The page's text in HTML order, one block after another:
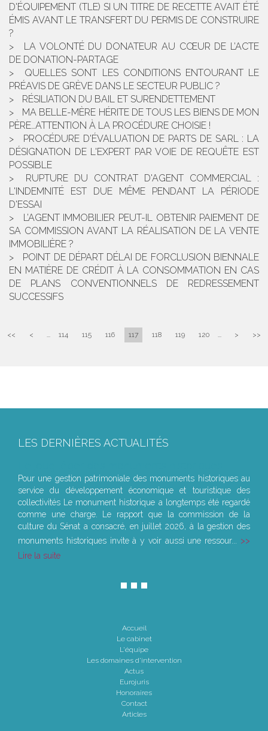
D'ÉQUIPEMENT (TLE) SI UN TITRE DE RECETTE AVAIT ÉTÉ
ÉMIS AVANT LE TRANSFERT DU PERMIS DE CONSTRUIRE
?
LA VOLONTÉ DU DONATEUR AU CŒUR DE L’ACTE
DE DONATION-PARTAGE
QUELLES SONT LES CONDITIONS ENTOURANT LE
PRÉAVIS DE GRÈVE DANS LE SECTEUR PUBLIC ?
RÉSILIATION DU BAIL ET SURENDETTEMENT
MA BELLE-MÈRE HÉRITE DE TOUS LES BIENS DE MON
PÈRE…ATTENTION À LA PROCÉDURE CHOISIE !
PROCÉDURE D'ÉVALUATION DE PARTS DE SARL : LA
DÉSIGNATION DE L'EXPERT PAR VOIE DE REQUÊTE EST
POSSIBLE
RUPTURE DU CONTRAT D'AGENT COMMERCIAL :
L'INDEMNITÉ EST DUE MÊME PENDANT LA PÉRIODE
D'ESSAI
L’AGENT IMMOBILIER PEUT-IL OBTENIR PAIEMENT DE
SA COMMISSION AVANT LA RÉALISATION DE LA VENTE
IMMOBILIÈRE ?
POINT DE DÉPART DÉLAI DE FORCLUSION BIENNALE
EN MATIÈRE DE CRÉDIT À LA CONSOMMATION EN CAS
DE PLANS CONVENTIONNELS DE REDRESSEMENT
SUCCESSIFS
<< < 114 115 116 117 118 119 120 > >>
LES DERNIÈRES ACTUALITÉS
Pour une gestion patrimoniale des monuments historiques au
service du développement économique et touristique des
collectivités Le monument historique a longtemps été regardé
comme une charge. Le rapport que la commission de la
culture du Sénat a consacré, en juillet 2026, à la gestion des
monuments historiques invite à y voir aussi une ressour...
Lire la suite
Accueil
Le cabinet
L'équipe
Les domaines d'intervention
Actus
Eurojuris
Honoraires
Contact
Articles